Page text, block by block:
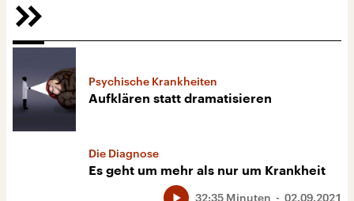
Psychische Krankheiten
Aufklären statt dramatisieren
Die Diagnose
Es geht um mehr als nur um Krankheit
02.09.2021
32:35 Minuten